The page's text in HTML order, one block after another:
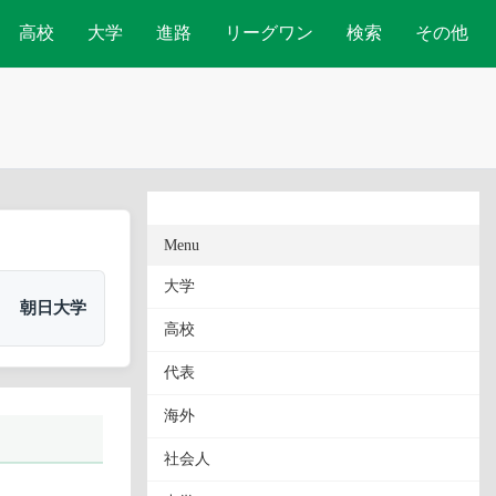
高校 大学 進路 リーグワン 検索 その他
朝日大学
Menu
大学
高校
代表
海外
社会人